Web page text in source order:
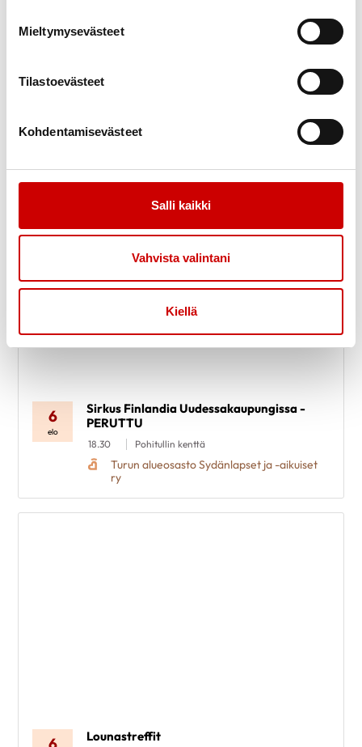
Mieltymysevästeet
Tilastoevästeet
Kohdentamisevästeet
Salli kaikki
Vahvista valintani
Kiellä
elo Utra
6
elo
Sirkus Finlandia Uudessakaupungissa -
PERUTTU
18.30 Pohitullin kenttä
Turun alueosasto Sydänlapset ja -aikuiset
ry
Lounastreffit